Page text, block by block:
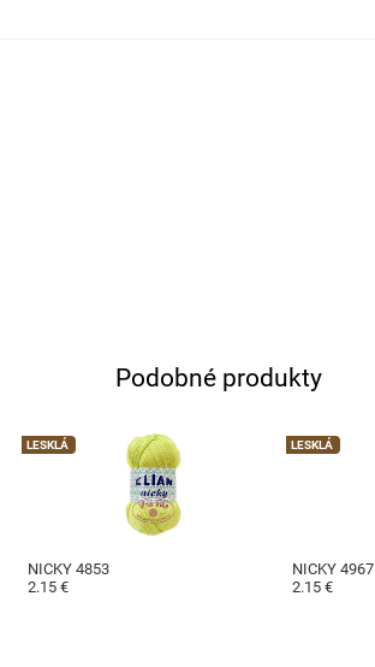
Podobné produkty
NICKY 4853
LESKLÁ
2.15 €
NICKY 4967
LESKLÁ
2.15 €